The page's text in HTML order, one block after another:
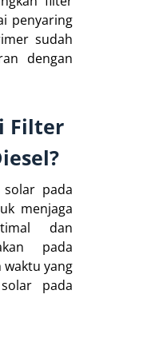
penyaring
sudah
dengan
Filter
pada
menjaga
dan
pada
yang
pada